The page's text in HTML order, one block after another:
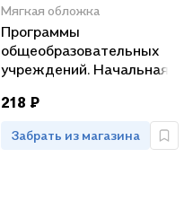
Мягкая обложка
Программы
общеобразовательных
учреждений. Начальная
Учебно-методический
знаний»: русский язык,
218 ₽
Забрать из магазина